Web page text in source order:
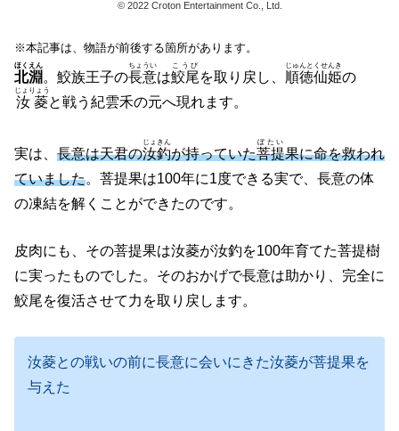
© 2022 Croton Entertainment Co., Ltd.
※本記事は、物語が前後する箇所があります。
北淵
ほくえん
。鮫族王子の長意
ちょうい
は鮫尾
こうび
を取り戻し、 順徳仙姫
じゅんとくせんき
の
汝菱
じょりょう
と戦う紀雲禾の元へ現れます。
実は、 長意は天君の汝釣
じょきん
が持っていた菩提
ぼたい
果に命を救われ
ていました。菩提果は100年に1度できる実で、長意の体
の凍結を解くことができたのです。
皮肉にも、その菩提果は汝菱が汝釣を100年育てた菩提樹
に実ったものでした。そのおかげで長意は助かり、完全に
鮫尾を復活させて力を取り戻します。
汝菱との戦いの前に長意に会いにきた汝菱が菩提果を
与えた